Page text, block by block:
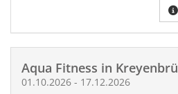
Aqua Fitness in
01.10.2026 - 17.12.2026